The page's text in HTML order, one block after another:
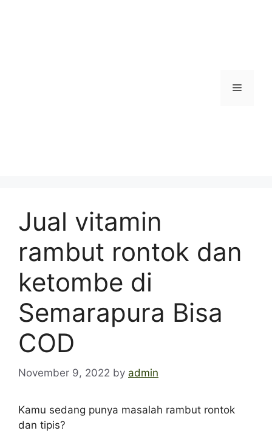
Menu
Jual vitamin
rambut rontok dan
ketombe di
Semarapura Bisa
COD
November 9, 2022 by admin
Kamu sedang punya masalah rambut rontok
dan tipis?